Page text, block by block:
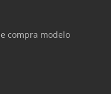
compra modelo